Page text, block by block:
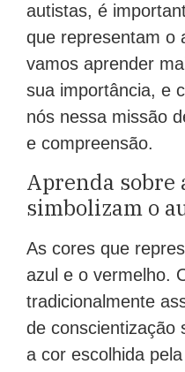
autistas, é
que representam o
vamos aprender
sua importância, e
nós nessa missão
e compreensão.
Aprenda sobre
simbolizam o
As cores que
azul e o vermelho.
tradicionalmente
de conscientização
a cor escolhida